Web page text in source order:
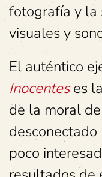
fotografía y la
visuales y
El auténtico
Inocenteses
de la moral
poco